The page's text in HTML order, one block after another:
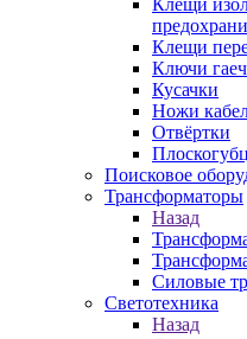
Клещи
Клещи
Ключи
Кусачки
Ножи
Отвёртки
Поисковое
Трансформаторы
Назад
Силовые
Светотехника
Назад